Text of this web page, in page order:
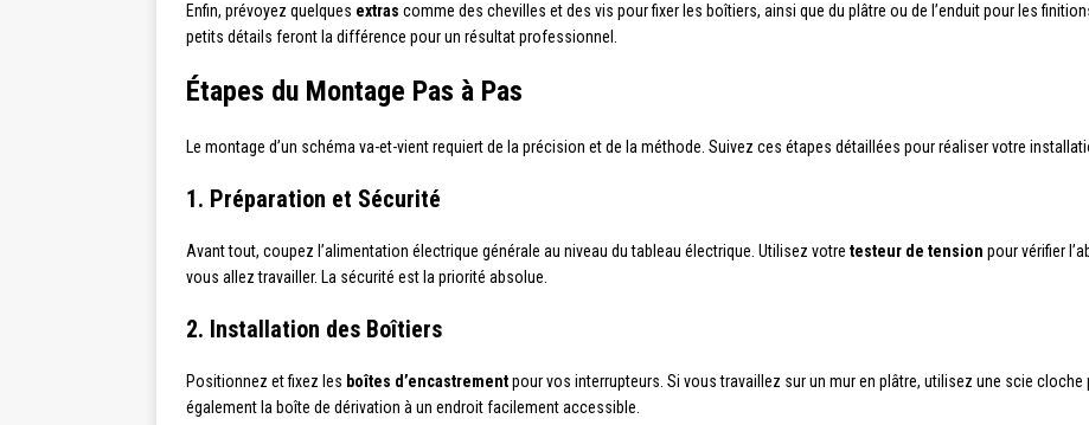
Enfin, prévoyez quelques extras comme des chevilles et des vis pour fixer les boîtiers, ainsi que du plâtre ou de l’enduit pour les
petits détails feront la différence pour un résultat professionnel.
Étapes du Montage Pas à Pas
Le montage d’un schéma va-et-vient requiert de la précision et de la méthode. Suivez ces étapes détaillées pour réaliser votre
1. Préparation et Sécurité
Avant tout, coupez l’alimentation électrique générale au niveau du tableau électrique. Utilisez votre testeur de tension pour vérifier
vous allez travailler. La sécurité est la priorité absolue.
2. Installation des Boîtiers
Positionnez et fixez les boîtes d’encastrementpour vos interrupteurs. Si vous travaillez sur un mur en plâtre, utilisez une scie
également la boîte de dérivation à un endroit facilement accessible.